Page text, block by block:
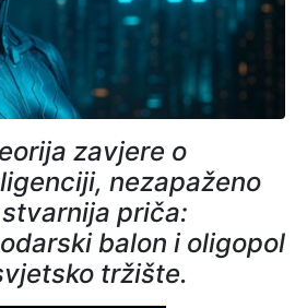
zavjere o
nezapaženo
priča:
balon i oligopol
tržište.